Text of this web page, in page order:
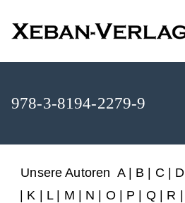
978-3-8194-2279-9
Unsere Autoren A| B C D
K L| M N O P Q| R